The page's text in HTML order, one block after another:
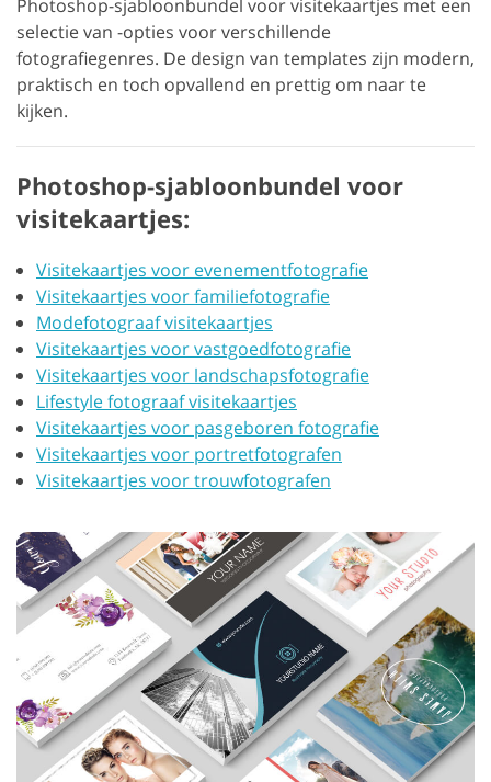
Photoshop-sjabloonbundel voor visitekaartjes met een
selectie van -opties voor verschillende
fotografiegenres. De design van templates zijn modern,
praktisch en toch opvallend en prettig om naar te
kijken.
Photoshop-sjabloonbundel voor
visitekaartjes:
Visitekaartjes voor evenementfotografie
Visitekaartjes voor familiefotografie
Modefotograaf visitekaartjes
Visitekaartjes voor vastgoedfotografie
Visitekaartjes voor landschapsfotografie
Lifestyle fotograaf visitekaartjes
Visitekaartjes voor pasgeboren fotografie
Visitekaartjes voor portretfotografen
Visitekaartjes voor trouwfotografen